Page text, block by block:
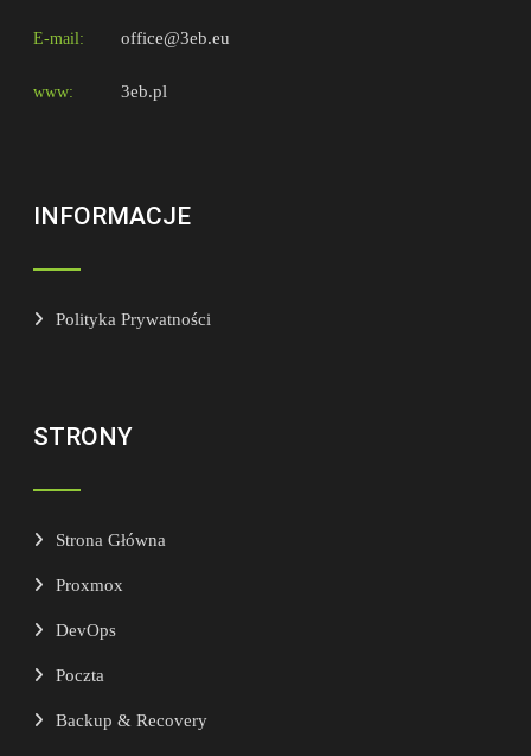
E-mail: office@3eb.eu
www: 3eb.pl
INFORMACJE
Polityka Prywatności
STRONY
Strona Główna
Proxmox
DevOps
Poczta
Backup & Recovery